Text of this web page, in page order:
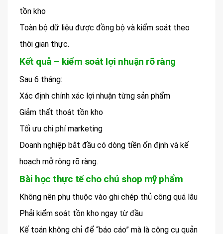
tồn kho
Toàn bộ dữ liệu được đồng bộ và kiểm soát theo
thời gian thực.
Kết quả – kiểm soát lợi nhuận rõ ràng
Sau 6 tháng:
Xác định chính xác lợi nhuận từng sản phẩm
Giảm thất thoát tồn kho
Tối ưu chi phí marketing
Doanh nghiệp bắt đầu có dòng tiền ổn định và kế
hoạch mở rộng rõ ràng.
Bài học thực tế cho chủ shop mỹ phẩm
Không nên phụ thuộc vào ghi chép thủ công quá lâu
Phải kiểm soát tồn kho ngay từ đầu
Kế toán không chỉ để “báo cáo” mà là công cụ quản